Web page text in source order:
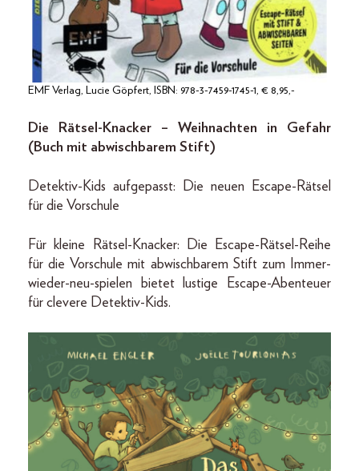
EMF Verlag, Lucie Göpfert, ISBN: 978-3-7459-1745-1, € 8,95,-
Die Rätsel-Knacker – Weihnachten in Gefahr
(Buch mit abwischbarem Stift)
Detektiv-Kids aufgepasst: Die neuen Escape-Rätsel
für die Vorschule
Für kleine Rätsel-Knacker: Die Escape-Rätsel-Reihe
für die Vorschule mit abwischbarem Stift zum Immer-
wieder-neu-spielen bietet lustige Escape-Abenteuer
für clevere Detektiv-Kids.